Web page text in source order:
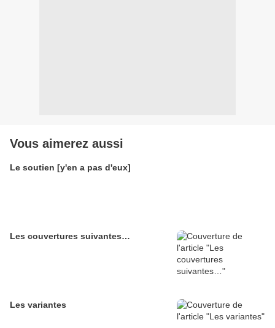
Vous aimerez aussi
Le soutien [y'en a pas d'eux]
Les couvertures suivantes…
Les variantes